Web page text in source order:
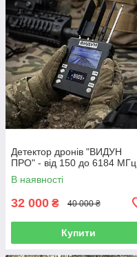
Детектор дронів "ВИДУН
ПРО" - від 150 до 6184 МГц
В наявності
32 000 ₴ 40 000 ₴
Купити